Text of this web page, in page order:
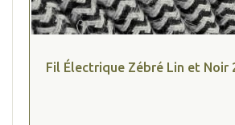
Fil Électrique Zébré Lin et Noir